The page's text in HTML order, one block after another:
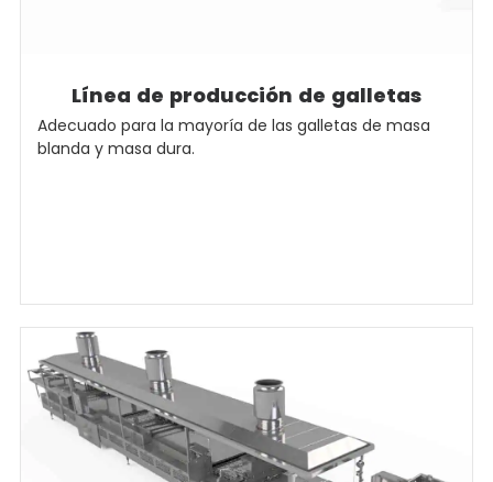
Línea de producción de galletas
Adecuado para la mayoría de las galletas de masa
blanda y masa dura.